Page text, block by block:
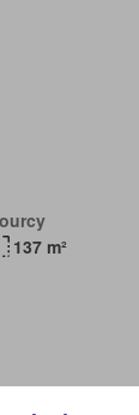
137 m²